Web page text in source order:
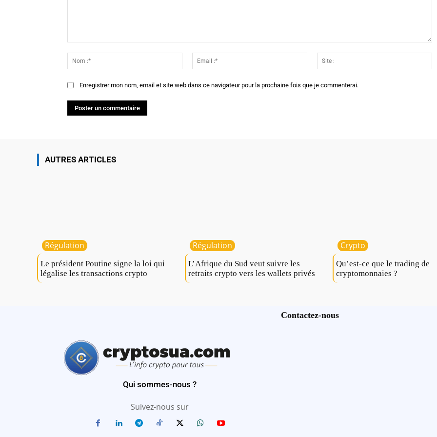
:*
Email
:*
:
Enregistrer mon nom, email et site web dans ce navigateur pour la prochaine fois que je commenterai.
AUTRES ARTICLES
Régulation
Le président Poutine signe la loi qui
légalise les transactions crypto
Régulation
L’Afrique du Sud veut suivre les
retraits crypto vers les wallets privés
Crypto
Qu’est-ce que le trading de
cryptomonnaies ?
Qui sommes-nous ?
Suivez-nous sur
Contactez-nous